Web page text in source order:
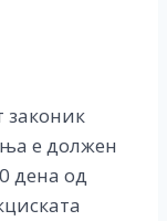
законик
е должен
дена од